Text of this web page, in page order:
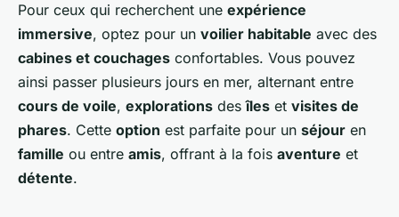
Pour ceux qui recherchent une expérience
immersive, optez pour un voilier habitable avec des
cabines et couchages confortables. Vous pouvez
ainsi passer plusieurs jours en mer, alternant entre
cours de voile, explorations desîles et visites de
phares. Cette option est parfaite pour un séjour en
famille ou entre amis, offrant à la fois aventure et
détente.